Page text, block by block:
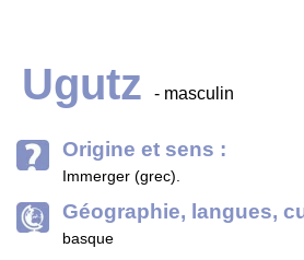
Ugutz - masculin
Origine et sens :
Immerger (grec).
Géographie, langues,
basque